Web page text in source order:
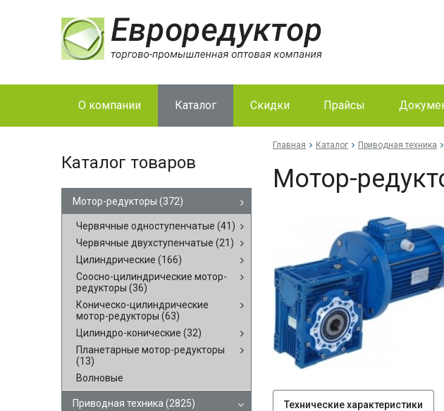
О компании Каталог Скидки Прайсы
Каталог товаров
Мотор-редукторы (372)
Червячные одноступенчатые (41)
Червячные двухступенчатые (21)
Цилиндрические (166)
Соосно-цилиндрические мотор-
редукторы (36)
Коническо-цилиндрические
мотор-редукторы (63)
Цилиндро-конические (32)
Планетарные мотор-редукторы
(13)
Волновые
Приводная техника (2825)
Главная Каталог Приводная техника
Мо­тор-
Технические характеристики